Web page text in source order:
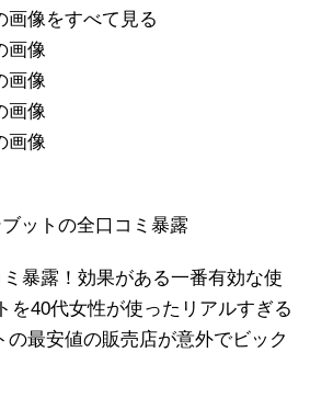
画像をすべて見る
画像
画像
画像
画像
ットの全口コミ暴露
暴露！効果がある一番有効な使
を40代女性が使ったリアルすぎる
最安値の販売店が意外でビック